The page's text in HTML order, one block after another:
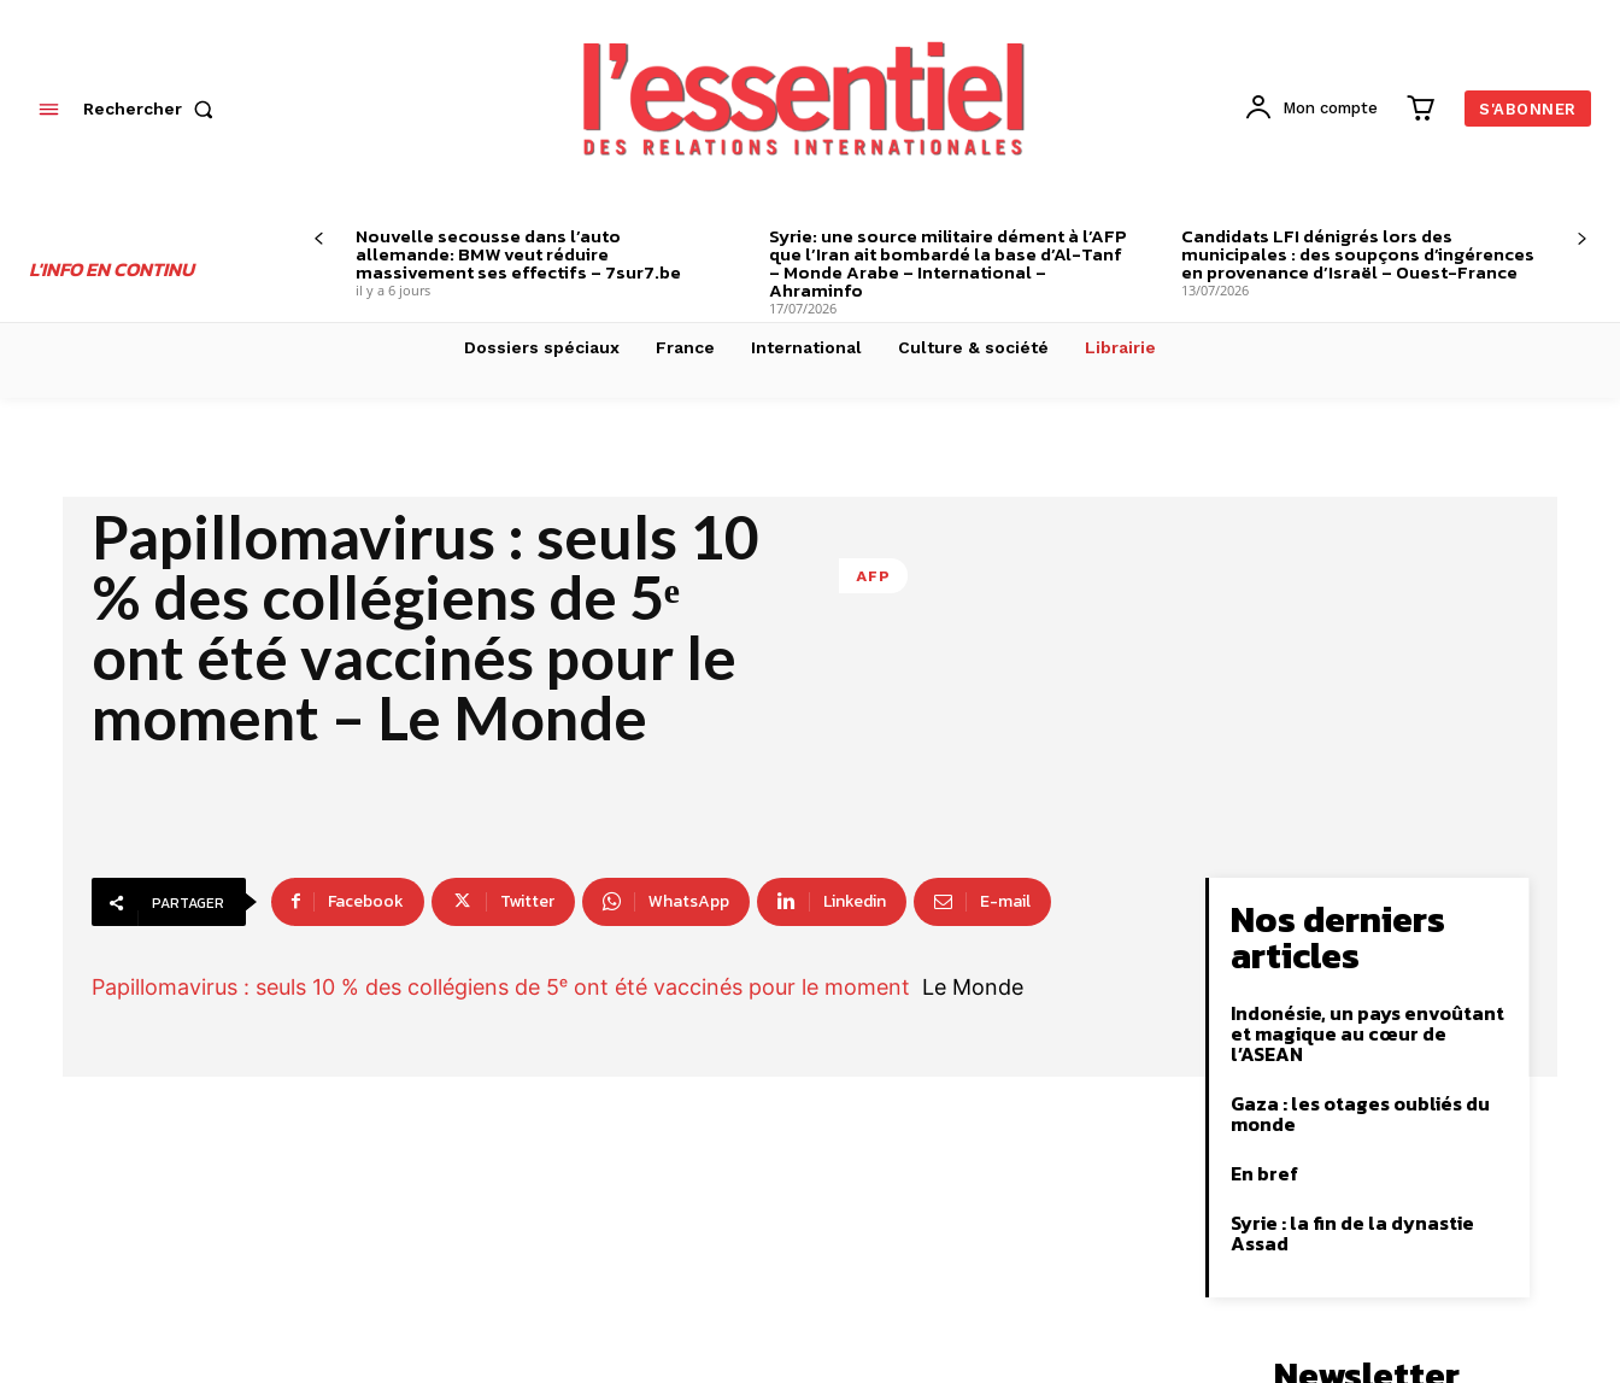
Rechercher Mon compte S'ABONNER
L'INFO EN CONTINU
Nouvelle secousse dans l’auto
allemande: BMW veut réduire
massivement ses effectifs – 7sur7.be
il y a 6 jours
Syrie: une source militaire dément à l’AFP
que l’Iran ait bombardé la base d’Al-Tanf
– Monde Arabe – International –
Ahraminfo
17/07/2026
Candidats LFI dénigrés lors des
municipales : des soupçons d’ingérences
en provenance d’Israël – Ouest-France
13/07/2026
Dossiers spéciaux France International Culture & société Librairie
Papillomavirus : seuls 10
% des collégiens de 5ᵉ
ont été vaccinés pour le
moment – Le Monde
AFP
PARTAGER Facebook Twitter WhatsApp Linkedin E-mail
Papillomavirus : seuls 10 % des collégiens de 5ᵉ ont été vaccinés pour le moment Le Monde
Nos derniers
articles
Indonésie, un pays envoûtant
et magique au cœur de
l’ASEAN
Gaza : les otages oubliés du
monde
En bref
Syrie : la fin de la dynastie
Assad